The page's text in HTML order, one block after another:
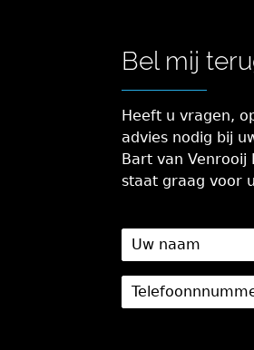
Bel mij
Heeft u vragen,
advies nodig bij
Bart van Venrooij
staat graag voor